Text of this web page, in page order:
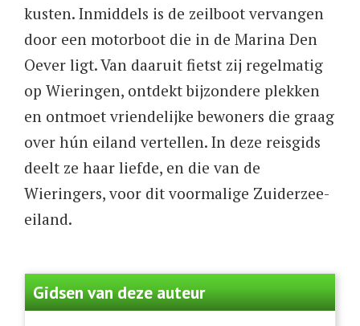
Gidsen van deze auteur
kusten. Inmiddels is de zeilboot vervangen
door een motorboot die in de Marina Den
Oever ligt. Van daaruit fietst zij regelmatig
op Wieringen, ontdekt bijzondere plekken
en ontmoet vriendelijke bewoners die graag
over hún eiland vertellen. In deze reisgids
deelt ze haar liefde, en die van de
Wieringers, voor dit voormalige Zuiderzee-
eiland.